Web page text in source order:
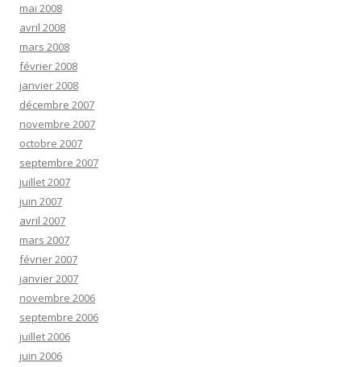
mai 2008
avril 2008
mars 2008
février 2008
janvier 2008
décembre 2007
novembre 2007
octobre 2007
septembre 2007
juillet 2007
juin 2007
avril 2007
mars 2007
février 2007
janvier 2007
novembre 2006
septembre 2006
juillet 2006
juin 2006